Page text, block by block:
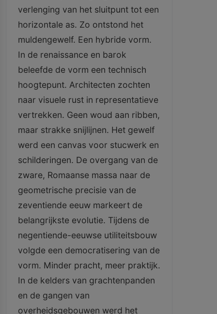
verlenging van het sluitpunt tot een
horizontale as. Zo ontstond het
muldengewelf. Een hybride vorm.
In de renaissance en barok
beleefde de vorm een technisch
hoogtepunt. Architecten zochten
naar visuele rust in representatieve
vertrekken. Geen woud aan ribben,
maar strakke snijlijnen. Het gewelf
werd een canvas voor stucwerk en
schilderingen. De overgang van de
zware, Romaanse massa naar de
geometrische precisie van de
zeventiende eeuw markeert de
belangrijkste evolutie. Tijdens de
negentiende-eeuwse utiliteitsbouw
volgde een democratisering van de
vorm. Minder pracht, meer praktijk.
In de kelders van grachtenpanden
en de gangen van
overheidsgebouwen werd het